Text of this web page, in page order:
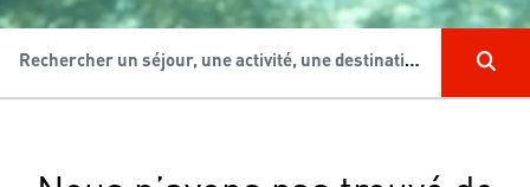
Rechercher un séjour, une activité, une destination...